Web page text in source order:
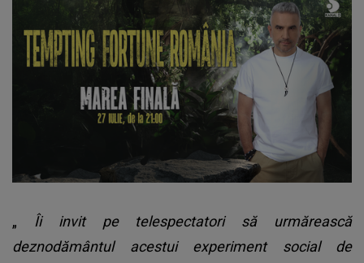
„
Îi invit pe telespectatori să urmărească
deznodământul acestui experiment social de